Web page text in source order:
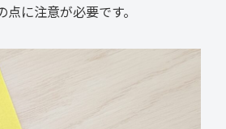
に注意が必要です。